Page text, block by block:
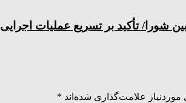
شورا/ تأکید بر تسریع عملیات اجرایی
علامت‌گذاری شده‌اند *